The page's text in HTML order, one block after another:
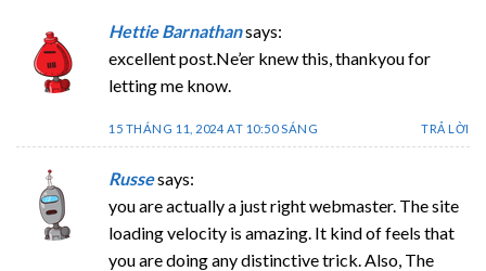
Hettie Barnathansays:
excellent post.Ne’er knew this, thankyou for
letting me know.
15 THÁNG 11, 2024 AT 10:50 SÁNG TRẢ LỜI
Russesays:
you are actually a just right webmaster. The site
loading velocity is amazing. It kind of feels that
you are doing any distinctive trick. Also, The